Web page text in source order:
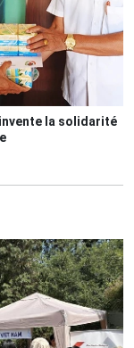
la solidarité